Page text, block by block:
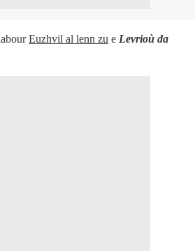
Euzhvil al lenn zu e Levrioù da